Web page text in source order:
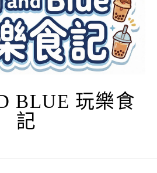
BLUE 玩樂食
記